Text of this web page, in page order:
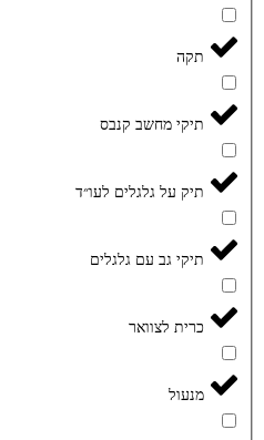
תקה
תיקי מחשב קנבס
תיק על גלגלים לעו״ד
תיקי גב עם גלגלים
כרית לצוואר
מנעול